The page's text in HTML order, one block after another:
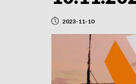
2023-11-10